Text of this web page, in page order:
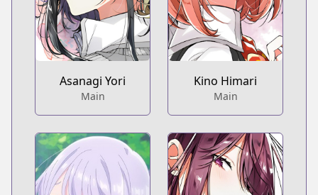
Asanagi Yori
Main
Kino Himari
Main